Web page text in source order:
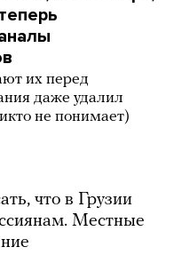
их перед
даже удалил
не понимает)
что в Грузии
Местные